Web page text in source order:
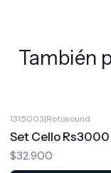
También
1315003|Rotosound
Set Cello Rs3000
$32.900